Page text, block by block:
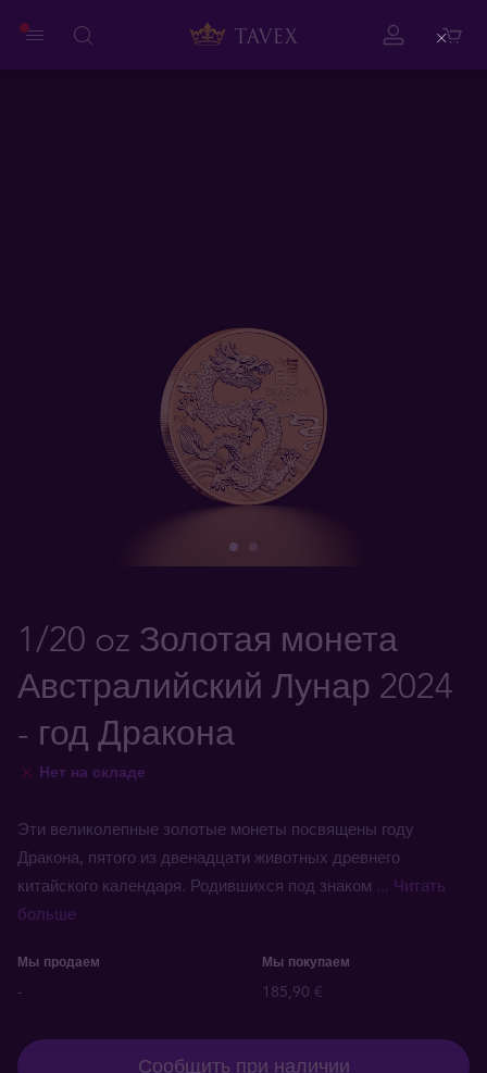
1/20 oz Золотая монета
Австралийский Лунар 2024
- год Дракона
Нет на складе
Эти великолепные золотые монеты посвящены году
Дракона, пятого из двенадцати животных древнего
китайского календаря. Родившихся под знаком ... Читать
больше
Мы продаем Мы покупаем
- 185,90 €
Сообщить при наличии
Close